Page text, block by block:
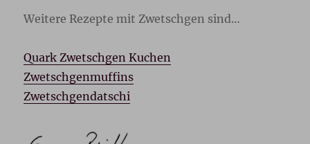
Weitere Rezepte mit Zwetschgen sind…
Quark Zwetschgen Kuchen
Zwetschgenmuffins
Zwetschgendatschi